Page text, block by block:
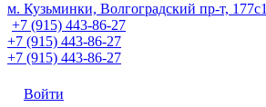
м. Кузьминки, Волгоградский пр‑т, 177с1
+7 (915) 443-86-27
+7 (915) 443-86-27
+7 (915) 443-86-27
Войти